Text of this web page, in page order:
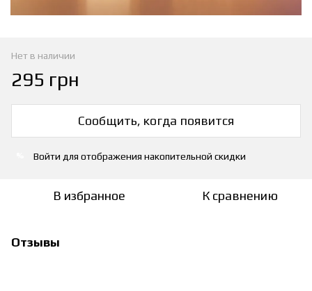
Нет в наличии
295 грн
Сообщить, когда появится
Войти для отображения накопительной скидки
В избранное К сравнению
Отзывы